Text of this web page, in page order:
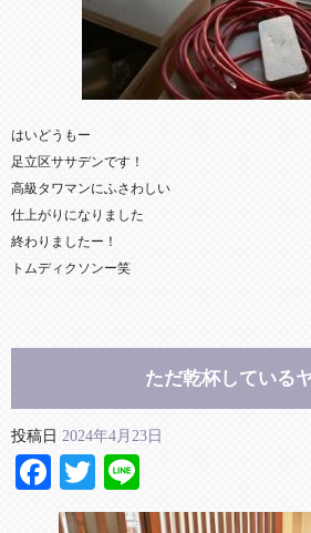
はいどうもー
足立区ササデンです！
高級タワマンにふさわしい
仕上がりになりました
終わりましたー！
トムディクソンー笑
ただ乾杯している
投稿日 2024年4月23日
Facebook
Twitter